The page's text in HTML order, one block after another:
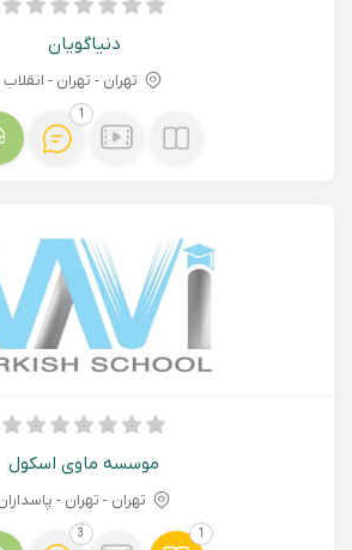
دنیاگویان
تهران - تهران - انقلاب
1
موسسه ماوی اسکول
تهران - تهران -
1
3